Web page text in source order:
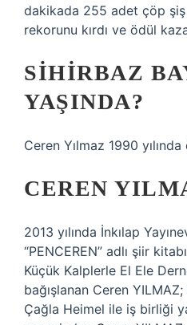
dakikada 255 adet çöp
rekorunu kırdı ve ödül
SIHIRBAZ
YAŞINDA?
Ceren Yılmaz 1990
CEREN
2013 yılında İnkılap
“PENCEREN” adlı şiir
Küçük Kalplerle El Ele
bağışlanan Ceren
Çağla Heimel ile iş birliği